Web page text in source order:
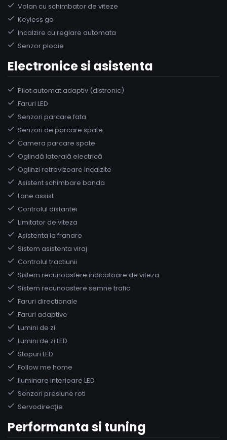
Volan cu schimbator de viteze
Keyless go
Incalzire cu reglare automata
Senzor ploaie
Electronice si asistenta
Pilot automat adaptiv (distronic)
Faruri LED
Senzori parcare fata
Senzori de parcare spate
Camera parcare spate
Oglindă laterală electrică
Oglinzi retrovizoare incalzite
Asistent schimbare banda
Lane assist
Controlul distantei
Limitator de viteza
Asistenta la franare
Sistem asistenta viraj
Controlul tractiunii
Sistem recunoastere indicatoare de viteza
Sistem recunoastere semne trafic
Faruri directionale
Faruri adaptive
Lumini de zi
Lumini de zi LED
Stopuri LED
Follow me home
Iluminare interioare LED
Senzori presiune roti
Servodirecţie
Performanta si tuning